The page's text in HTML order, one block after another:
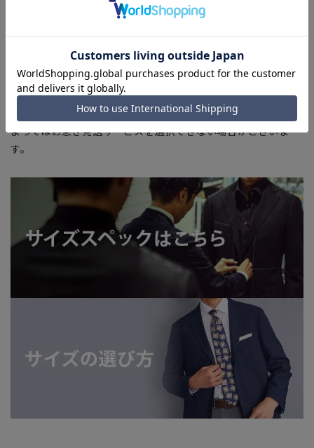
■ブラウザやお使いのモニター環境、また撮影時の室内外の光
■店舗や各モールサイトと商品在庫を共有しております関係
上、ご注文いただいたタイミングにより欠品が発生し、ご注文
を完了できない場合がございます。予めご了承ください。
■お急ぎ発送のご注文につきましても、ご注文のタイミングに
よってはお急ぎ発送サービスを選択できない場合がございま
す。